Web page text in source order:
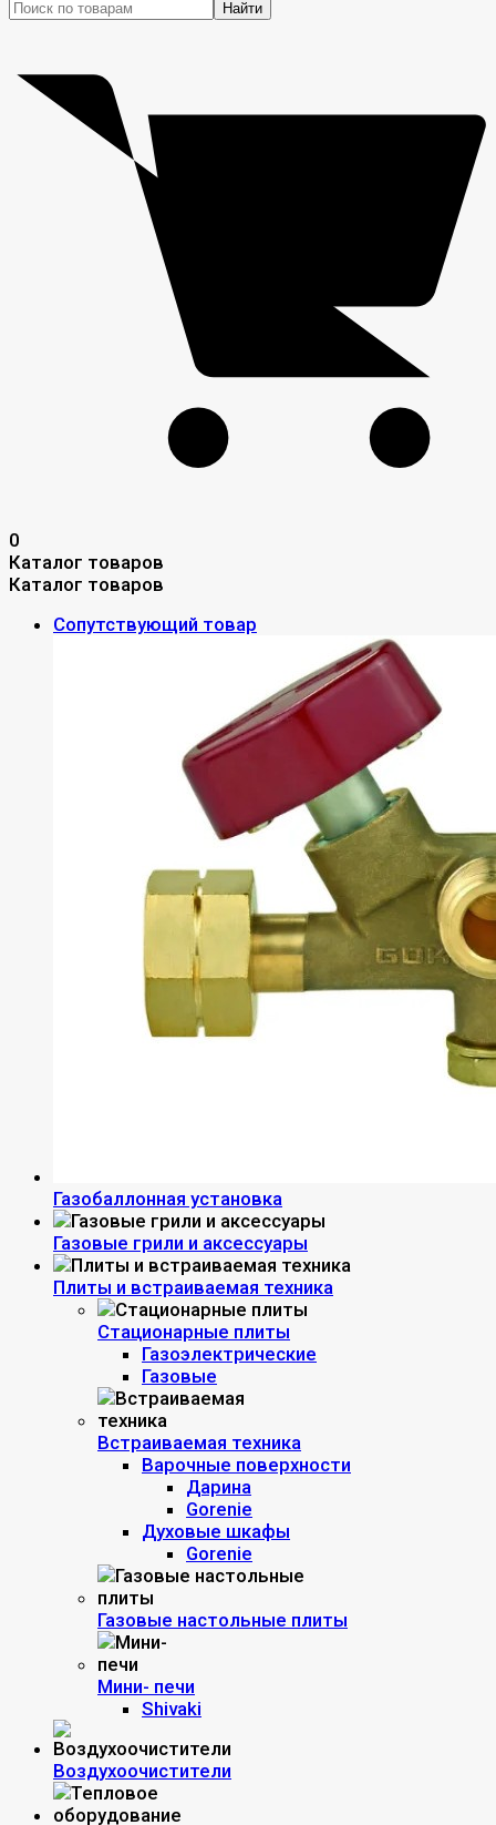
Найти
0
Каталог товаров
Каталог товаров
Сопутствующий товар
Газобаллонная установка
Газовые грили и аксессуары
Плиты и встраиваемая техника
Стационарные плиты
Газоэлектрические
Газовые
Встраиваемая техника
Варочные поверхности
Дарина
Gorenie
Духовые шкафы
Gorenie
Газовые настольные плиты
Мини- печи
Shivaki
Воздухоочистители